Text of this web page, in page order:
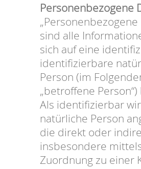
Personenbezogene
„Personenbezogene
sind alle
sich auf eine
identifizierbare
Person (im
„betroffene
Als identifizierbar
natürliche Person
die direkt oder
insbesondere
Zuordnung zu einer